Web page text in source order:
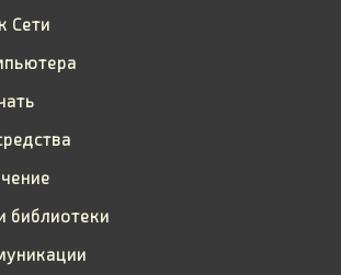
Сети
библиотеки